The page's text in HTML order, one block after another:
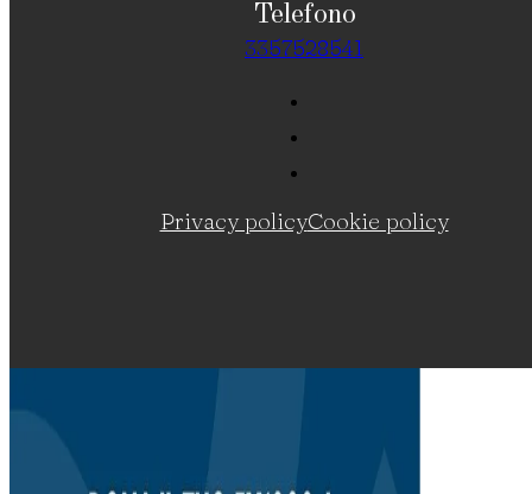
Telefono
3357528541
Privacy policyCookie policy